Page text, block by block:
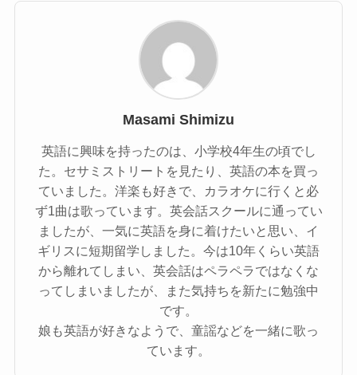
Masami Shimizu
英語に興味を持ったのは、小学校4年生の頃でし
た。セサミストリートを見たり、英語の本を買っ
ていました。洋楽も好きで、カラオケに行くと必
ず1曲は歌っています。英会話スクールに通ってい
ましたが、一気に英語を身に着けたいと思い、イ
ギリスに短期留学しました。今は10年くらい英語
から離れてしまい、英会話はペラペラではなくな
ってしまいましたが、また気持ちを新たに勉強中
です。
娘も英語が好きなようで、童謡などを一緒に歌っ
ています。